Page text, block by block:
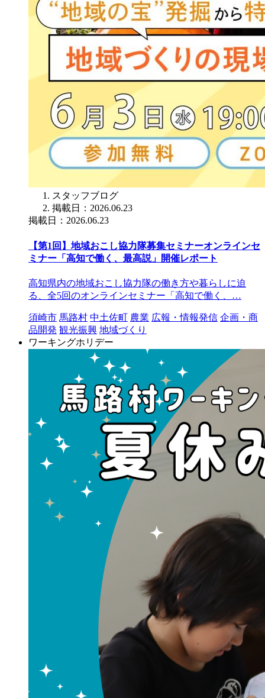
スタッフブログ
掲載日：2026.06.23
掲載日：2026.06.23
【第1回】地域おこし協力隊募集セミナーオンラインセ
ミナー「高知で働く、最高説」開催レポート
高知県内の地域おこし協力隊の働き方や暮らしに迫
る、全5回のオンラインセミナー「高知で働く、…
須崎市 馬路村 中土佐町 農業 広報・情報発信 企画・商
品開発 観光振興 地域づくり
ワーキングホリデー